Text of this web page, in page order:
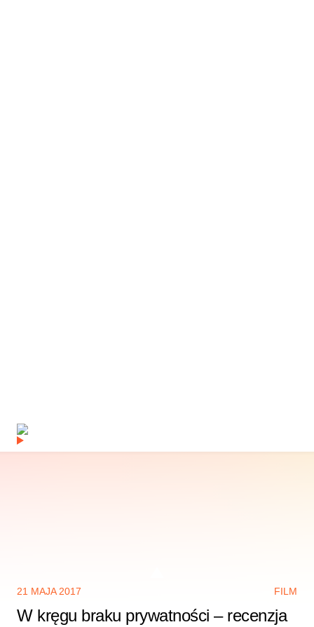
21 MAJA 2017 FILM
W kręgu braku prywatności – recenzja